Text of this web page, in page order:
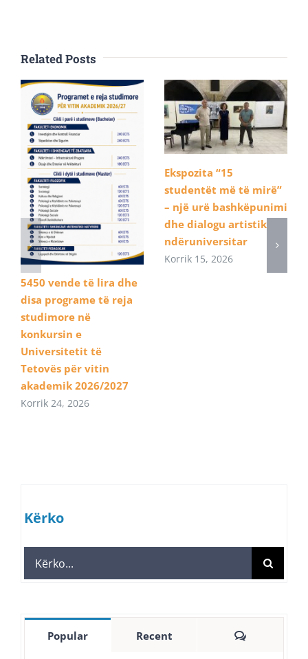
Related Posts
5450 vende të lira dhe
disa programe të reja
studimore në
konkursin e
Universitetit të
Tetovës për vitin
akademik 2026/2027
Korrik 24, 2026
Ekspozita “15
studentët më të mirë”
– një urë bashkëpunimi
dhe dialogu artistik
ndëruniversitar
Korrik 15, 2026
Kërko
Search
for:
Popular Recent Comments